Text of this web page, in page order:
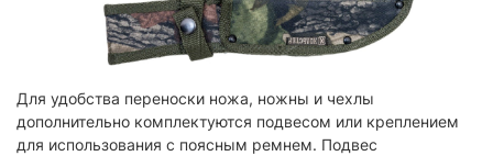
Для удобства переноски ножа, ножны и чехлы
дополнительно комплектуются подвесом или креплением
для использования с поясным ремнем. Подвес